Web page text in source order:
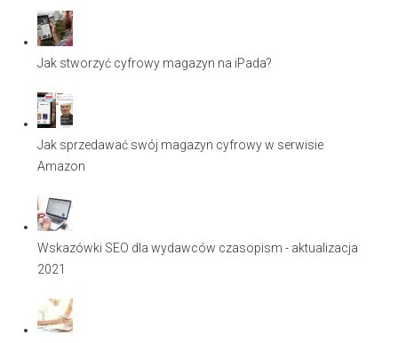
Jak stworzyć cyfrowy magazyn na iPada?
Jak sprzedawać swój magazyn cyfrowy w serwisie
Amazon
Wskazówki SEO dla wydawców czasopism - aktualizacja
2021